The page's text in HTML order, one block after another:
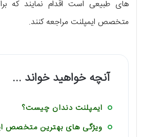
های طبیعی است اقدام نمایند که
متخصص ایمپلنت مراجعه کنند.
آنچه خواهید خواند ...
ایمپلنت دندان چیست؟
ویژگی های بهترین متخصص